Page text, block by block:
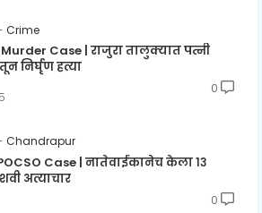
Crime
Case | राजुरा तालुक्यात पत्नी
निर्घृण हत्या
0
Chandrapur
Case | नातेवाईकानेच केला १३
अत्याचार
0